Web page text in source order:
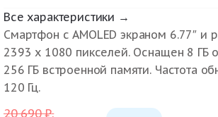
Все характеристики →
Смартфон с AMOLED экраном 6.77″ и
2393 x 1080 пикселей. Оснащен 8 ГБ
256 ГБ встроенной памяти. Частота
120 Гц.
20 690₽.